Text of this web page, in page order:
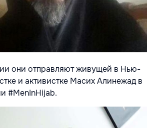
они отправляют живущей в Нью-
и активистке Масих Алинежад в
#MenInHijab.